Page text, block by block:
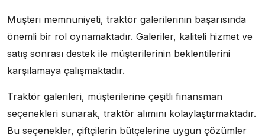
Müşteri memnuniyeti, traktör galerilerinin başarısında
önemli bir rol oynamaktadır. Galeriler, kaliteli hizmet ve
satış sonrası destek ile müşterilerinin beklentilerini
karşılamaya çalışmaktadır.
Traktör galerileri, müşterilerine çeşitli finansman
seçenekleri sunarak, traktör alımını kolaylaştırmaktadır.
Bu seçenekler, çiftçilerin bütçelerine uygun çözümler